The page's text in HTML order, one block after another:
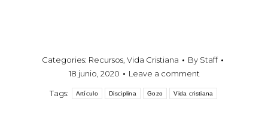
Categories: Recursos, Vida Cristiana By Staff
18 junio, 2020
Leave a comment
Tags: Artículo Disciplina Gozo Vida cristiana